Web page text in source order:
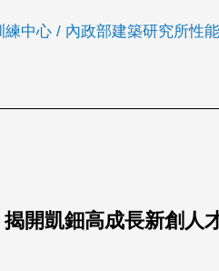
中心 / 內政部建築研究所性
揭開凱鈿高成長新創人